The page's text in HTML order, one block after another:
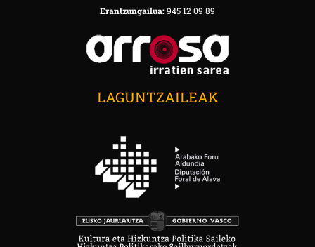
Erantzungailua:945 12 09 89
LAGUNTZAILEAK